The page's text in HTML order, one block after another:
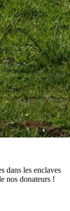
dans les enclaves
nos donateurs !